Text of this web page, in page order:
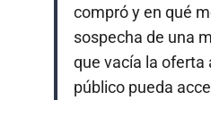
compró y en qué
sospecha de una
que vacía la oferta
público pueda